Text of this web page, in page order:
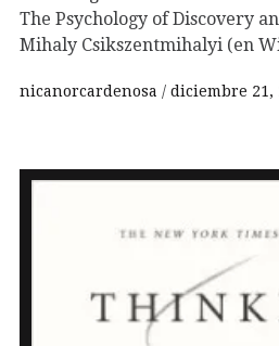
The Psychology of Discovery
Mihaly Csikszentmihalyi (en
nicanorcardenosa diciembre 21,